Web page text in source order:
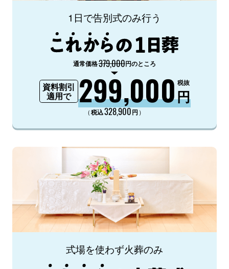
1日で告別式のみ行う
通常価格379,000円のところ
資料割引
適用で
299,000円
税抜
（税込328,900円 ）
式場を使わず火葬のみ